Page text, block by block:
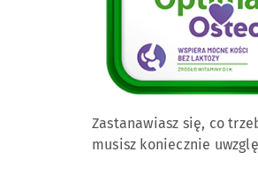
Zastanawiasz się, co
musisz koniecznie